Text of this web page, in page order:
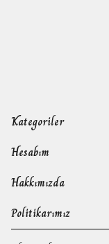
Kategoriler
Hesabım
Hakkımızda
Politikarımız